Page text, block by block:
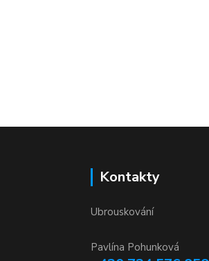
Kontakty
Ubrouskování
Pavlína Pohunková